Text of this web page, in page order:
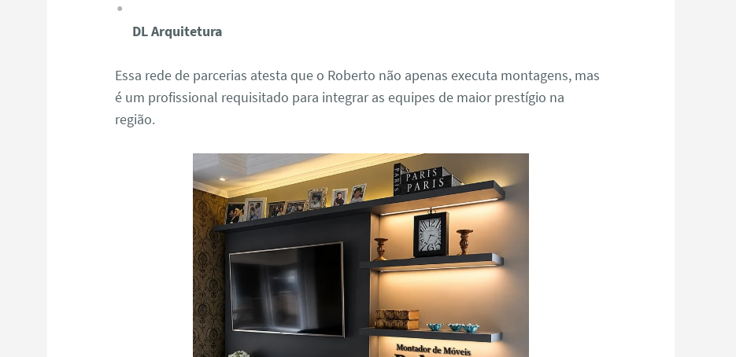
DL Arquitetura
Essa rede de parcerias atesta que o Roberto não apenas executa montagens, mas
é um profissional requisitado para integrar as equipes de maior prestígio na
região.